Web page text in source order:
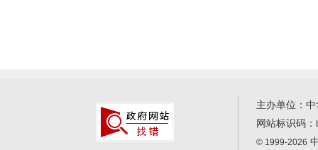
主办单位：
网站标识码：
© 1999-2026